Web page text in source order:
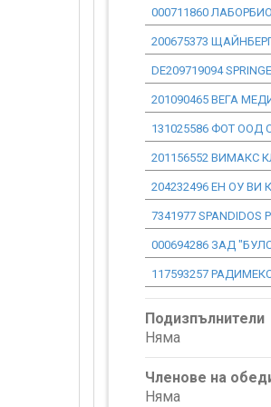
000711860
200675373
DE209719094
201090465 ВЕГА
131025586 ФОТ ООД
201156552 ВИМАКС
204232496 ЕН ОУ
7341977 SPANDIDOS
000694286 ЗАД
117593257
Подизпълнители
Няма
Членове на
Няма